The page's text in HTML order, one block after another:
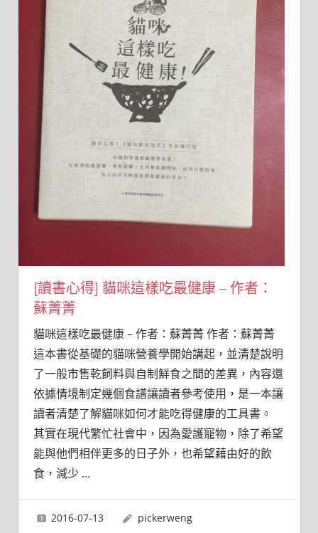
[讀書心得] 貓咪這樣吃最健康 – 作者：
蘇菁菁
貓咪這樣吃最健康 – 作者：蘇菁菁 作者：蘇菁菁
這本書從基礎的貓咪營養學開始講起，並清楚說明
了一般市售乾飼料與自制鮮食之間的差異，內容還
依據情境制定幾個食譜讓讀者參考使用，是一本讓
讀者清楚了解貓咪如何才能吃得健康的工具書。
其實在現代繁忙社會中，因為愛護寵物，除了希望
能與他們相伴更多的日子外，也希望藉由好的飲
食，減少 …
2016-07-13 pickerweng